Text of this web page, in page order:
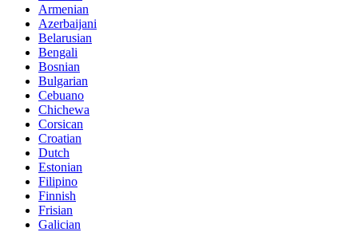
Armenian
Azerbaijani
Belarusian
Bengali
Bosnian
Bulgarian
Cebuano
Chichewa
Corsican
Croatian
Dutch
Estonian
Filipino
Finnish
Frisian
Galician